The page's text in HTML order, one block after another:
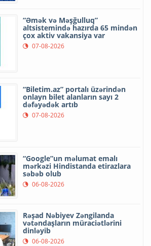
“Əmək və Məşğulluq”
altsistemində hazırda 65 mindən
çox aktiv vakansiya var
07-08-2026
“Biletim.az” portalı üzərindən
onlayn bilet alanların sayı 2
dəfəyədək artıb
07-08-2026
“Google”un məlumat emalı
mərkəzi Hindistanda etirazlara
səbəb olub
06-08-2026
Rəşad Nəbiyev Zəngilanda
vətəndaşların müraciətlərini
dinləyib
06-08-2026